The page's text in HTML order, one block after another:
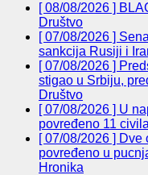
[ 08/08/2026 ]
Društvo
[ 07/08/2026 ]
sankcija Rusiji i
[ 07/08/2026 ]
stigao u Srbiju,
Društvo
[ 07/08/2026 ] U
povređeno 11
[ 07/08/2026 ] Dve
povređeno u
Hronika